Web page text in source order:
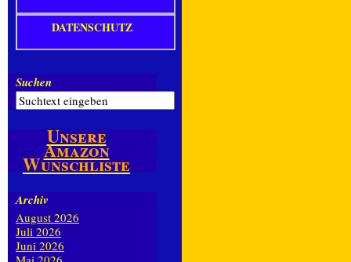
DATENSCHUTZ
Suchen
Unsere
Amazon
Wunschliste
Archiv
August 2026
Juli 2026
Juni 2026